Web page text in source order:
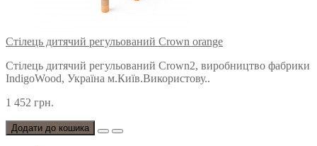
Стілець дитячий регульований Crown orange
Стілець дитячий регульований Crown2, виробництво фабрики
IndigoWood, Україна м.Київ.Використову..
1 452 грн.
Додати до кошика